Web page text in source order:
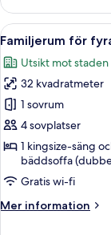
-
flera
sängar
Öppna
alla
foton
för
Familjerum
för
fyra
14
Familjerum för
Utsikt mot staden
32 kvadratmeter
1 sovrum
4 sovplatser
1 kingsize-säng
bäddsoffa
Gratis wi-fi
Mer information
Mer